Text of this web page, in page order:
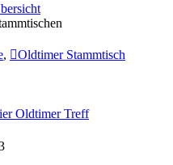
,
Oldtimer Stammtisch
Oldtimer Treff